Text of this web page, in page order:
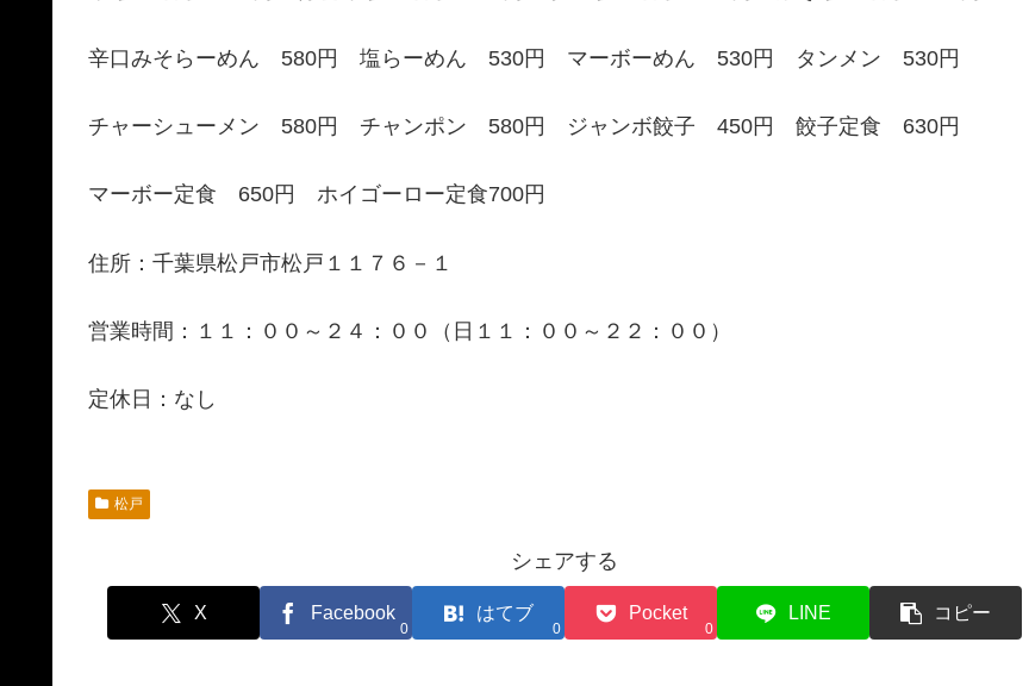
辛口みそらーめん 580円 塩らーめん 530円 マーボーめん 530円 タンメン 530円
チャーシューメン 580円 チャンポン 580円 ジャンボ餃子 450円 餃子定食 630円
マーボー定食 650円 ホイゴーロー定食700円
住所：千葉県松戸市松戸１１７６－１
営業時間：１１：００～２４：００（日１１：００～２２：００）
定休日：なし
松戸
シェアする
X Facebook
0
はてブ
0
Pocket
0
LINE コピー